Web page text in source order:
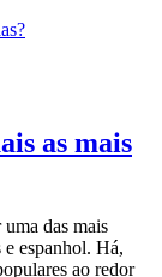
as mais
das mais
espanhol. Há,
ao redor